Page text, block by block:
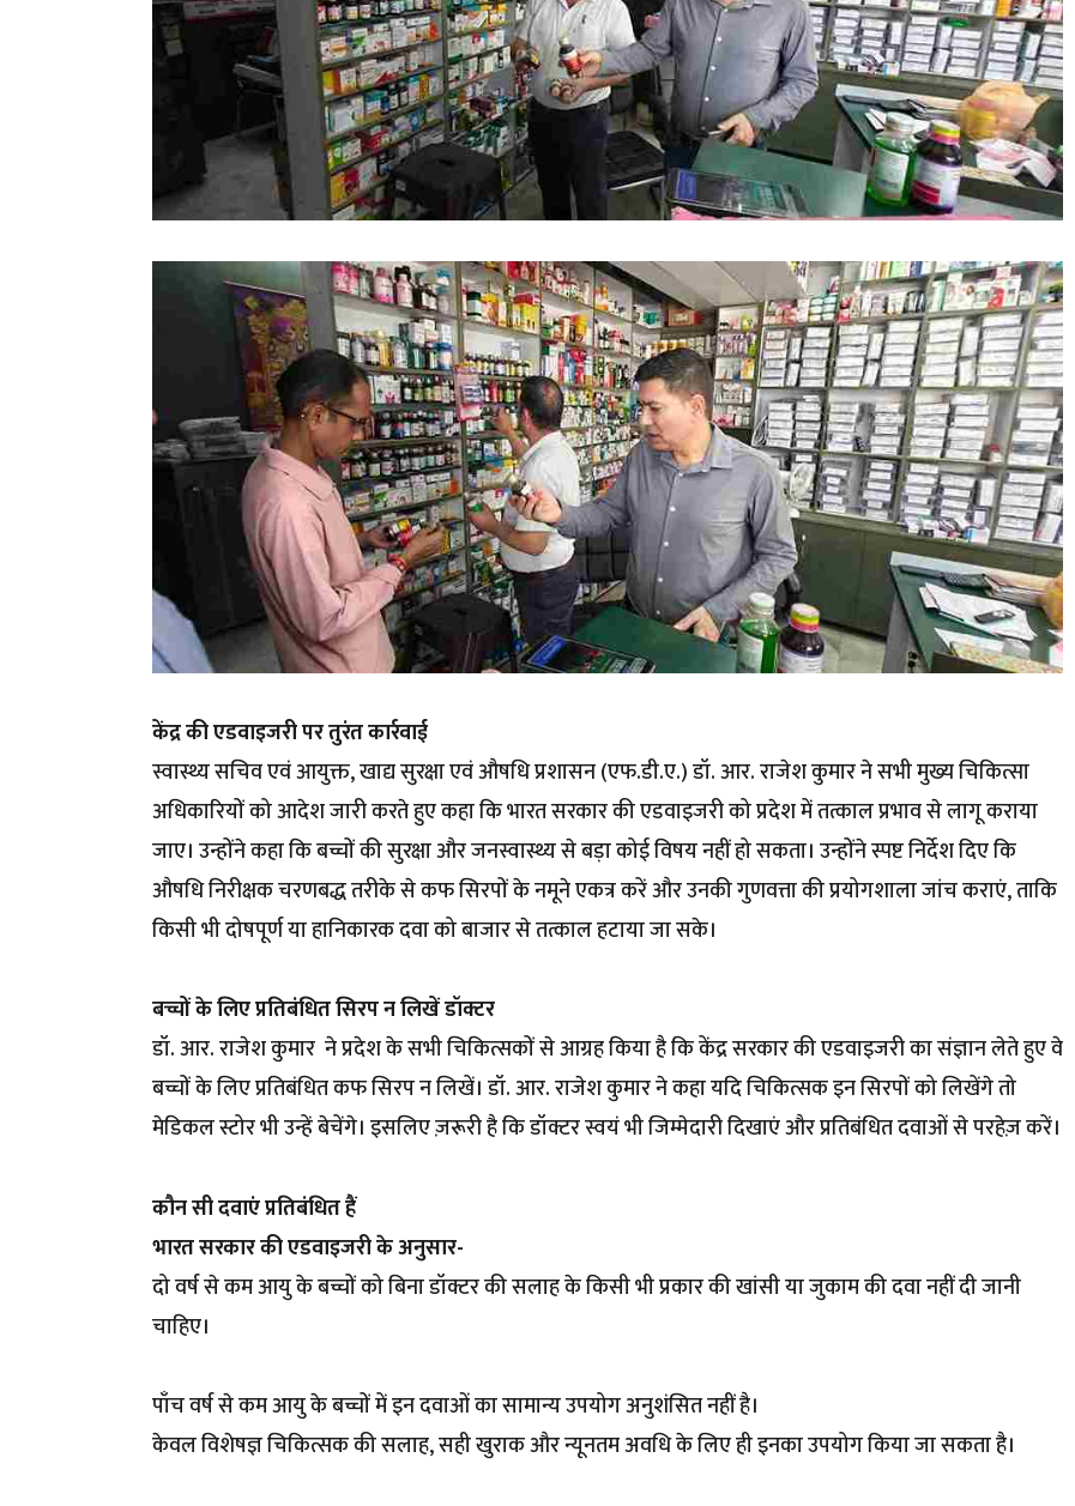
केंद्र की एडवाइजरी पर तुरंत कार्रवाई
स्वास्थ्य सचिव एवं आयुक्त, खाद्य सुरक्षा एवं औषधि प्रशासन (एफ.डी.ए.) डॉ. आर. राजेश कुमार ने सभी मुख्य चिकित्सा
अधिकारियों को आदेश जारी करते हुए कहा कि भारत सरकार की एडवाइजरी को प्रदेश में तत्काल प्रभाव से लागू कराया
जाए। उन्होंने कहा कि बच्चों की सुरक्षा और जनस्वास्थ्य से बड़ा कोई विषय नहीं हो सकता। उन्होंने स्पष्ट निर्देश दिए कि
औषधि निरीक्षक चरणबद्ध तरीके से कफ सिरपों के नमूने एकत्र करें और उनकी गुणवत्ता की प्रयोगशाला जांच कराएं, ताकि
किसी भी दोषपूर्ण या हानिकारक दवा को बाजार से तत्काल हटाया जा सके।
बच्चों के लिए प्रतिबंधित सिरप न लिखें डॉक्टर
डॉ. आर. राजेश कुमार ने प्रदेश के सभी चिकित्सकों से आग्रह किया है कि केंद्र सरकार की एडवाइजरी का संज्ञान लेते हुए वे
बच्चों के लिए प्रतिबंधित कफ सिरप न लिखें। डॉ. आर. राजेश कुमार ने कहा यदि चिकित्सक इन सिरपों को लिखेंगे तो
मेडिकल स्टोर भी उन्हें बेचेंगे। इसलिए ज़रूरी है कि डॉक्टर स्वयं भी जिम्मेदारी दिखाएं और प्रतिबंधित दवाओं से परहेज़ करें।
कौन सी दवाएं प्रतिबंधित हैं
भारत सरकार की एडवाइजरी के अनुसार-
दो वर्ष से कम आयु के बच्चों को बिना डॉक्टर की सलाह के किसी भी प्रकार की खांसी या जुकाम की दवा नहीं दी जानी
चाहिए।
पाँच वर्ष से कम आयु के बच्चों में इन दवाओं का सामान्य उपयोग अनुशंसित नहीं है।
केवल विशेषज्ञ चिकित्सक की सलाह, सही खुराक और न्यूनतम अवधि के लिए ही इनका उपयोग किया जा सकता है।